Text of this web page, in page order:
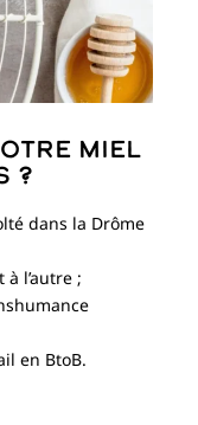
miel
?
dans la Drôme
l’autre ;
en BtoB.